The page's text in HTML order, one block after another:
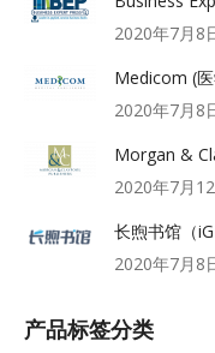
2020年7月8
Medicom (
2020年7月8
Morgan &
2020年7月
长煦书馆（
2020年7月8
产品标签分类